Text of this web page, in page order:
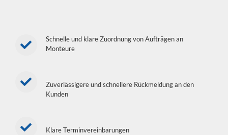
Schnelle und klare Zuordnung von Aufträgen an
Monteure
Zuverlässigere und schnellere Rückmeldung an den
Kunden
Klare Terminvereinbarungen